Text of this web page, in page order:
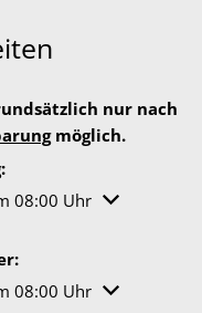
nur nach
möglich.
oder Schließzeiten
08:00 Uhr
oder Schließzeiten
08:00 Uhr